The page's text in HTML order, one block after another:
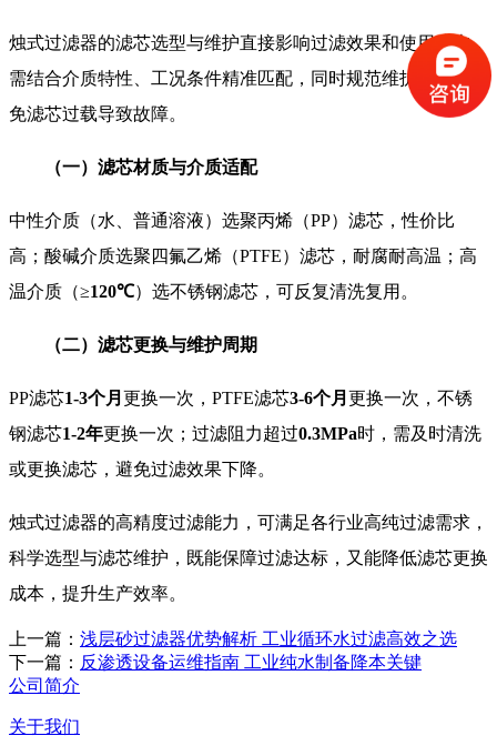
烛式过滤器的滤芯选型与维护直接影响过滤效果和使用成本，
需结合介质特性、工况条件精准匹配，同时规范维护周期，避
免滤芯过载导致故障。
（一）滤芯材质与介质适配
中性介质（水、普通溶液）选聚丙烯（PP）滤芯，性价比
高；酸碱介质选聚四氟乙烯（PTFE）滤芯，耐腐耐高温；高
温介质（≥120℃）选不锈钢滤芯，可反复清洗复用。
（二）滤芯更换与维护周期
PP滤芯1-3个月 更换一次，PTFE滤芯3-6个月 更换一次，不锈
钢滤芯1-2年更换一次；过滤阻力超过0.3MPa时，需及时清洗
或更换滤芯，避免过滤效果下降。
烛式过滤器的高精度过滤能力，可满足各行业高纯过滤需求，
科学选型与滤芯维护，既能保障过滤达标，又能降低滤芯更换
成本，提升生产效率。
上一篇： 浅层砂过滤器优势解析 工业循环水过滤高效之选
下一篇： 反渗透设备运维指南 工业纯水制备降本关键
公司简介
关于我们